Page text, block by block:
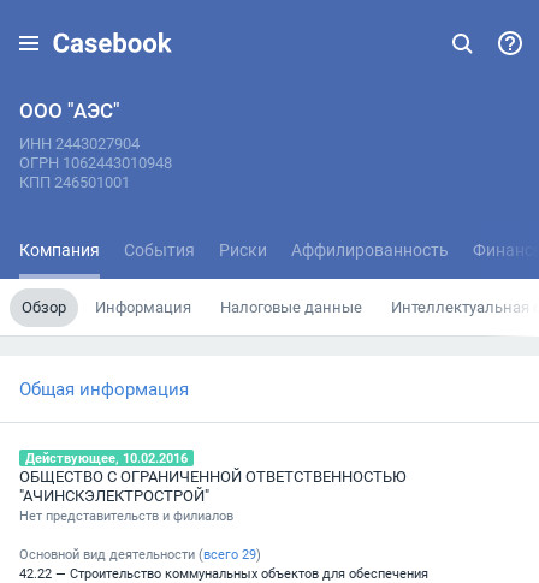
ООО "АЭС"
ИНН 2443027904
ОГРН 1062443010948
КПП 246501001
Компания События Риски Аффилированность
Обзор Информация Налоговые данные Интеллектуальная
Общая информация
Действующее, 10.02.2016
ОБЩЕСТВО С ОГРАНИЧЕННОЙ ОТВЕТСТВЕННОСТЬЮ
"АЧИНСКЭЛЕКТРОСТРОЙ"
Нет представительств и филиалов
Основной вид деятельности (всего 29)
42.22 — Строительство коммунальных объектов для обеспечения